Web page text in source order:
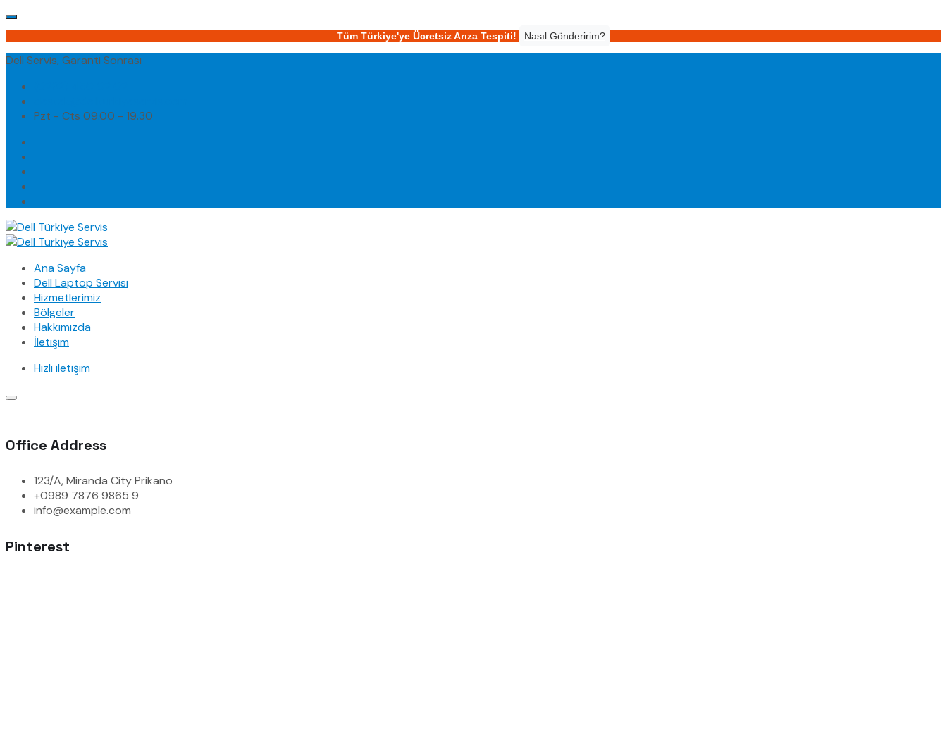
Tüm Türkiye'ye Ücretsiz Arıza Tespiti! Nasıl Gönderirim?
Dell Servis, Garanti Sonrası
Pzt - Cts 09.00 - 19.30
Ana Sayfa
Dell Laptop Servisi
Hizmetlerimiz
Bölgeler
Hakkımızda
İletişim
Hızlı iletişim
Office Address
123/A, Miranda City Prikano
+0989 7876 9865 9
info@example.com
Pinterest